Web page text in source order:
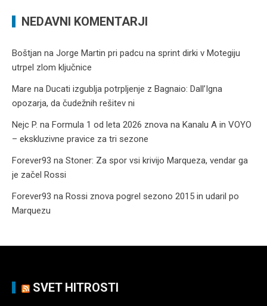
NEDAVNI KOMENTARJI
Boštjan na Jorge Martin pri padcu na sprint dirki v Motegiju
utrpel zlom ključnice
Mare na Ducati izgublja potrpljenje z Bagnaio: Dall’Igna
opozarja, da čudežnih rešitev ni
Nejc P. na Formula 1 od leta 2026 znova na Kanalu A in VOYO
– ekskluzivne pravice za tri sezone
Forever93 na Stoner: Za spor vsi krivijo Marqueza, vendar ga
je začel Rossi
Forever93 na Rossi znova pogrel sezono 2015 in udaril po
Marquezu
SVET HITROSTI